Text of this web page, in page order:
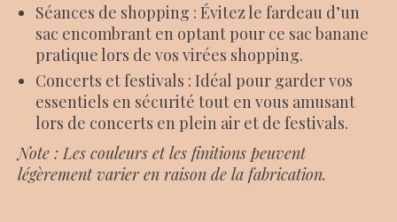
Séances de shopping : Évitez le fardeau d’un
sac encombrant en optant pour ce sac banane
pratique lors de vos virées shopping.
Concerts et festivals : Idéal pour garder vos
essentiels en sécurité tout en vous amusant
lors de concerts en plein air et de festivals.
Note : Les couleurs et les finitions peuvent
légèrement varier en raison de la fabrication.